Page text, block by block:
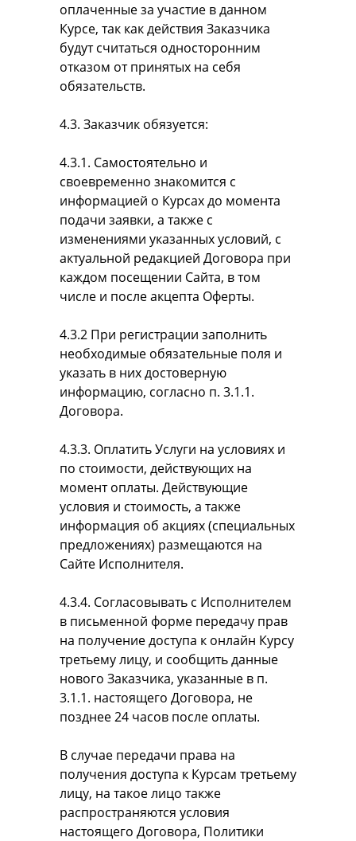
оплаченные за участие в данном
Курсе, так как действия Заказчика
будут считаться односторонним
отказом от принятых на себя
обязательств.
4.3. Заказчик обязуется:
4.3.1. Самостоятельно и
своевременно знакомится с
информацией о Курсах до момента
подачи заявки, а также с
изменениями указанных условий, с
актуальной редакцией Договора при
каждом посещении Сайта, в том
числе и после акцепта Оферты.
4.3.2 При регистрации заполнить
необходимые обязательные поля и
указать в них достоверную
информацию, согласно п. 3.1.1.
Договора.
4.3.3. Оплатить Услуги на условиях и
по стоимости, действующих на
момент оплаты. Действующие
условия и стоимость, а также
информация об акциях (специальных
предложениях) размещаются на
Сайте Исполнителя.
4.3.4. Согласовывать с Исполнителем
в письменной форме передачу прав
на получение доступа к онлайн Курсу
третьему лицу, и сообщить данные
нового Заказчика, указанные в п.
3.1.1. настоящего Договора, не
позднее 24 часов после оплаты.
В случае передачи права на
получения доступа к Курсам третьему
лицу, на такое лицо также
распространяются условия
настоящего Договора, Политики